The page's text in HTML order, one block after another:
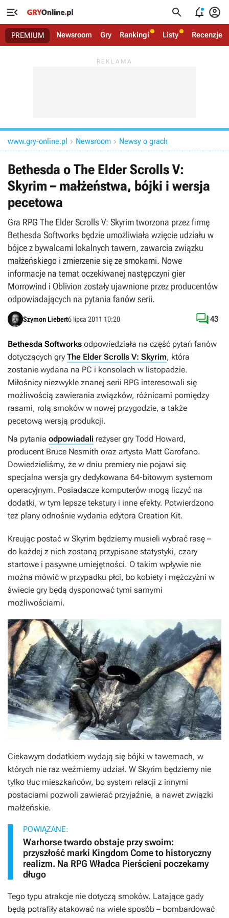
   
PREMIUM Newsroom Gry Rankingi Listy Recenzje
www.gry-online.pl  Newsroom  Newsy o grach
Bethesda o The Elder Scrolls V:
Skyrim – małżeństwa, bójki i wersja
pecetowa
Gra RPG The Elder Scrolls V: Skyrim tworzona przez firmę
Bethesda Softworks będzie umożliwiała wzięcie udziału w
bójce z bywalcami lokalnych tawern, zawarcia związku
małżeńskiego i zmierzenie się ze smokami. Nowe
informacje na temat oczekiwanej następczyni gier
Morrowind i Oblivion zostały ujawnione przez producentów
odpowiadających na pytania fanów serii.
Szymon Liebert6 lipca 2011 10:20 43
Bethesda Softworks odpowiedziała na część pytań fanów
dotyczących gry The Elder Scrolls V: Skyrim, która
zostanie wydana na PC i konsolach w listopadzie.
Miłośnicy niezwykle znanej serii RPG interesowali się
możliwością zawierania związków, różnicami pomiędzy
rasami, rolą smoków w nowej przygodzie, a także
pecetową wersją produkcji.
Na pytania odpowiadali reżyser gry Todd Howard,
producent Bruce Nesmith oraz artysta Matt Carofano.
Dowiedzieliśmy, że w dniu premiery nie pojawi się
specjalna wersja gry dedykowana 64-bitowym systemom
operacyjnym. Posiadacze komputerów mogą liczyć na
dodatki, w tym lepsze tekstury i inne efekty. Potwierdzono
też plany odnośnie wydania edytora Creation Kit.
Kreując postać w Skyrim będziemy musieli wybrać rasę –
do każdej z nich zostaną przypisane statystyki, czary
startowe i pasywne umiejętności. O takim wpływie nie
można mówić w przypadku płci, bo kobiety i mężczyźni w
świecie gry będą dysponować tymi samymi
możliwościami.
Ciekawym dodatkiem wydają się bójki w tawernach, w
których nie raz weźmiemy udział. W Skyrim będziemy nie
tylko tłuc mieszkańców, bo system relacji z innymi
postaciami pozwoli zawierać przyjaźnie, a nawet związki
małżeńskie.
POWIĄZANE:
Warhorse twardo obstaje przy swoim:
przyszłość marki Kingdom Come to historyczny
realizm. Na RPG Władca Pierścieni poczekamy
długo
Tego typu atrakcje nie dotyczą smoków. Latające gady
będą potrafiły atakować na wiele sposób – bombardować